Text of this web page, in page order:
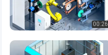
00:26